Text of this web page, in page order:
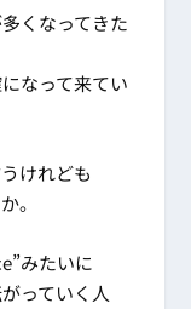
くなってきた
なって来てい
けれども
。
みたいに
っていく人